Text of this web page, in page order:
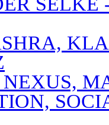
NEXUS,